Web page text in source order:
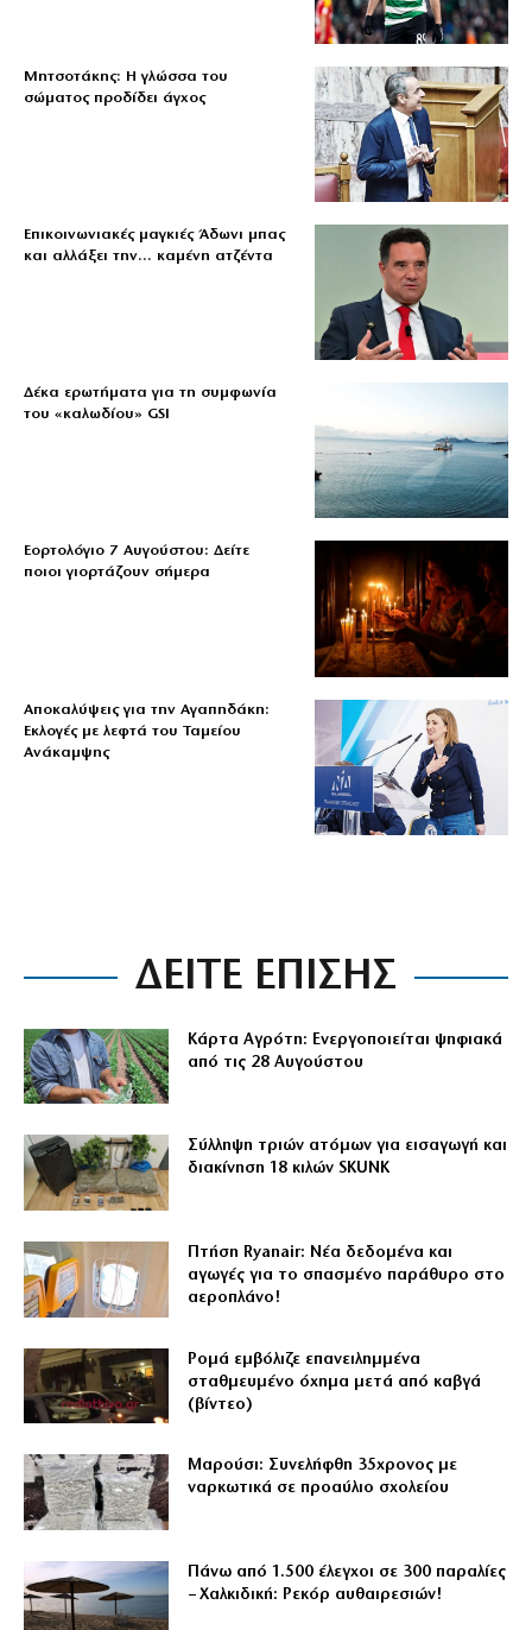
Μητσοτάκης: Η γλώσσα του
σώματος προδίδει άγχος
Επικοινωνιακές μαγκιές Άδωνι μπας
και αλλάξει την… καμένη ατζέντα
Δέκα ερωτήματα για τη συμφωνία
του «καλωδίου» GSI
Εορτολόγιο 7 Αυγούστου: Δείτε
ποιοι γιορτάζουν σήμερα
Αποκαλύψεις για την Αγαπηδάκη:
Εκλογές με λεφτά του Ταμείου
Ανάκαμψης
ΔΕΙΤΕ ΕΠΙΣΗΣ
Κάρτα Αγρότη: Ενεργοποιείται ψηφιακά
από τις 28 Αυγούστου
Σύλληψη τριών ατόμων για εισαγωγή και
διακίνηση 18 κιλών SKUNK
Πτήση Ryanair: Νέα δεδομένα και
αγωγές για το σπασμένο παράθυρο στο
αεροπλάνο!
Ρομά εμβόλιζε επανειλημμένα
σταθμευμένο όχημα μετά από καβγά
(βίντεο)
Μαρούσι: Συνελήφθη 35χρονος με
ναρκωτικά σε προαύλιο σχολείου
Πάνω από 1.500 έλεγχοι σε 300 παραλίες
– Χαλκιδική: Ρεκόρ αυθαιρεσιών!